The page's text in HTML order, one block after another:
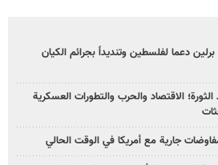
دعما لفلسطين وتنديداً بجرائم الكيان
الاقتصاد والحرب والتطورات العسكرية
جارية مع أمريكا في الوقت الحالي